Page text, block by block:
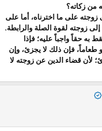
من زكاته؟
زوجته على ما اخترناه، أما على
زوجته لقوة الصلة والرابطة.
به حقاً واجباً عليه؛ فإذا
طعاماً، فإن ذلك لا يجزئ، وإن
لأن قضاء الدين عن زوجته لا